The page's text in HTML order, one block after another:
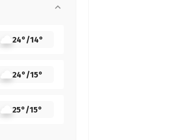
24°/14°
24°/15°
25°/15°